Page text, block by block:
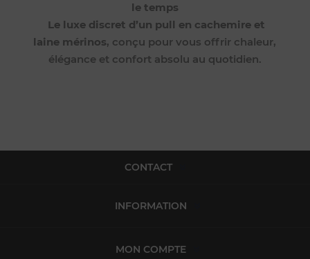
le temps
Le luxe discret d’un pull en cachemire et
laine mérinos, conçu pour vous offrir chaleur,
élégance et confort absolu au quotidien.
CONTACT
INFORMATION
MON COMPTE